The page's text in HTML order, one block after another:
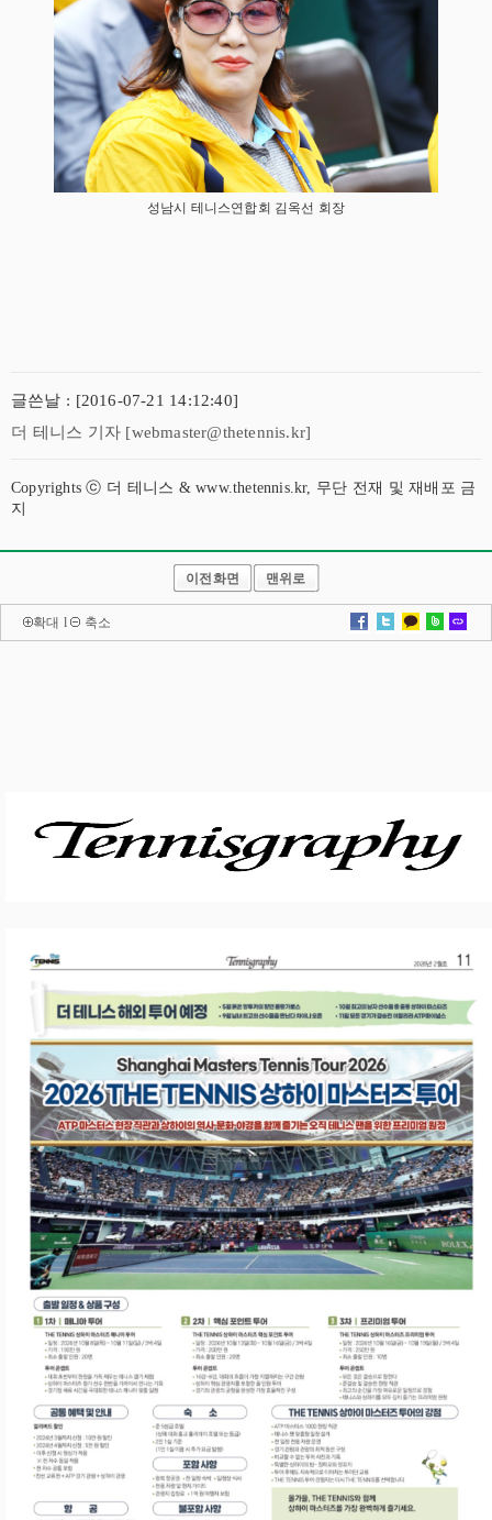
성남시 테니스연합회 김옥선 회장
글쓴날 : [2016-07-21 14:12:40]
더 테니스 기자 [webmaster@thetennis.kr]
Copyrights ⓒ 더 테니스 & www.thetennis.kr, 무단 전재 및 재배포 금
지
이전화면 맨위로
확대 l 축소